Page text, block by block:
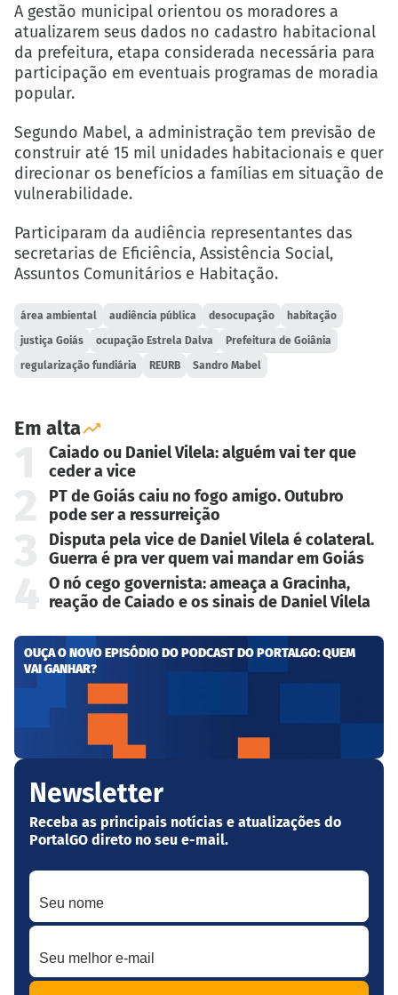
A gestão municipal orientou os moradores a
atualizarem seus dados no cadastro habitacional
da prefeitura, etapa considerada necessária para
participação em eventuais programas de moradia
popular.
Segundo Mabel, a administração tem previsão de
construir até 15 mil unidades habitacionais e quer
direcionar os benefícios a famílias em situação de
vulnerabilidade.
Participaram da audiência representantes das
secretarias de Eficiência, Assistência Social,
Assuntos Comunitários e Habitação.
área ambiental audiência pública desocupação habitação
justiça Goiás ocupação Estrela Dalva Prefeitura de Goiânia
regularização fundiária REURB Sandro Mabel
Em alta
Caiado ou Daniel Vilela: alguém vai ter que
ceder a vice
PT de Goiás caiu no fogo amigo. Outubro
pode ser a ressurreição
Disputa pela vice de Daniel Vilela é colateral.
Guerra é pra ver quem vai mandar em Goiás
O nó cego governista: ameaça a Gracinha,
reação de Caiado e os sinais de Daniel Vilela
OUÇA O NOVO EPISÓDIO DO PODCAST DO PORTALGO: QUEM
VAI GANHAR?
Newsletter
Receba as principais notícias e atualizações do
PortalGO direto no seu e-mail.
Seu nome
Seu melhor e-mail